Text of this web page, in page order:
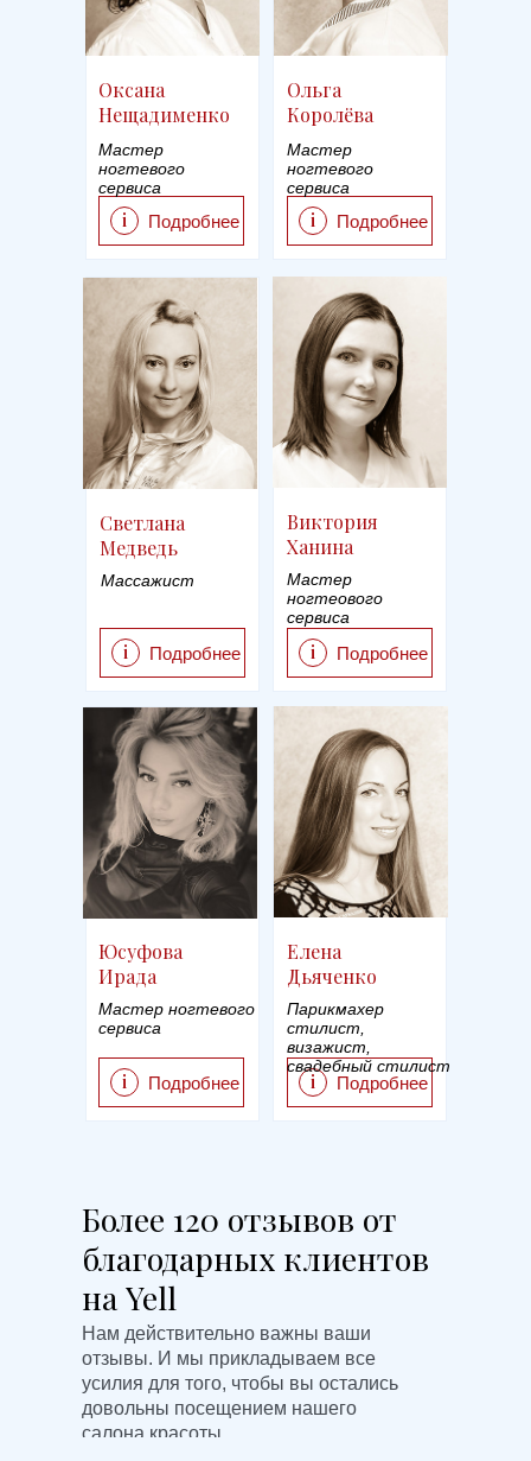
Подробнее
i
Оксана
Нещадименко
Мастер
ногтевого
сервиса
Подробнее
i
Ольга
Королёва
Мастер
ногтевого
сервиса
Подробнее
i Подробнее
i
Виктория
Ханина
Мастер
ногтеового
сервиса
Подробнее
i
Юсуфова
Ирада
Мастер ногтевого
сервиса
Подробнее
i
Елена
Дьяченко
Парикмахер
стилист,
визажист,
свадебный стилист
Светлана
Медведь
Массажист
Более 120 отзывов от
благодарных клиентов
на Yell
Нам действительно важны ваши
отзывы. И мы прикладываем все
усилия для того, чтобы вы остались
довольны посещением нашего
салона красоты.